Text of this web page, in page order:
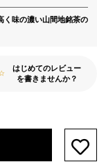
く味の濃い山間地銘茶の
はじめてのレビュー
を書きませんか？